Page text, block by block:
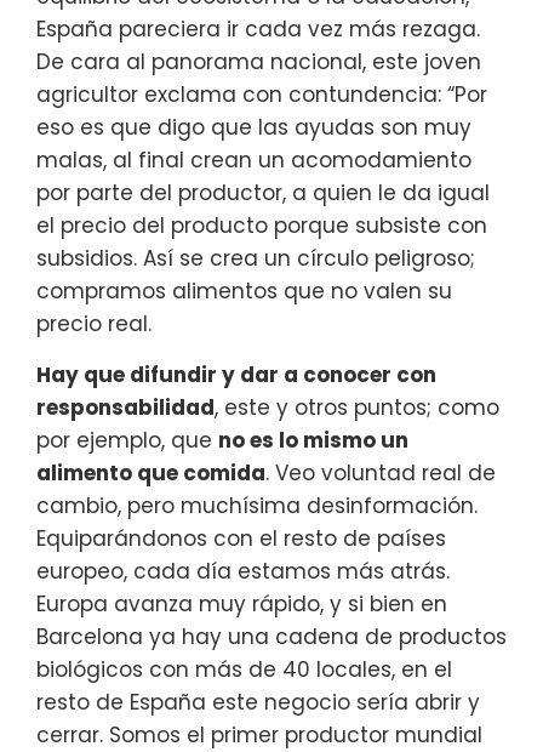
España pareciera ir cada vez más rezaga.
De cara al panorama nacional, este joven
agricultor exclama con contundencia: “Por
eso es que digo que las ayudas son muy
malas, al final crean un acomodamiento
por parte del productor, a quien le da igual
el precio del producto porque subsiste con
subsidios. Así se crea un círculo peligroso;
compramos alimentos que no valen su
precio real.
Hay que difundir y dar a conocer con
responsabilidad, este y otros puntos; como
por ejemplo, que no es lo mismo un
alimento que comida. Veo voluntad real de
cambio, pero muchísima desinformación.
Equiparándonos con el resto de países
europeo, cada día estamos más atrás.
Europa avanza muy rápido, y si bien en
Barcelona ya hay una cadena de productos
biológicos con más de 40 locales, en el
resto de España este negocio sería abrir y
cerrar. Somos el primer productor mundial